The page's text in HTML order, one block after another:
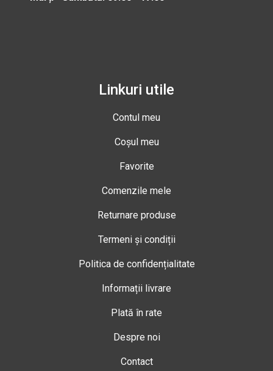
Linkuri utile
Contul meu
Coșul meu
Favorite
Comenzile mele
Returnare produse
Termeni și condiții
Politica de confidențialitate
Informații livrare
Plată în rate
Despre noi
Contact